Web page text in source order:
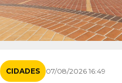
CIDADES 07/08/2026 16:49